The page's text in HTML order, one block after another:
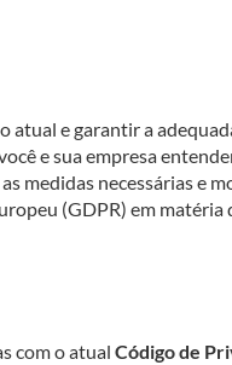
e garantir a
e sua empresa
medidas necessárias e
(GDPR) em
com o atualCódigo de